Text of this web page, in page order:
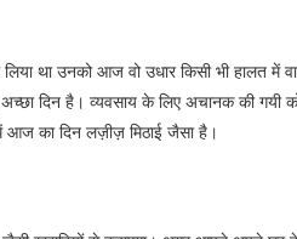
था उनको आज वो उधार किसी भी हालत
दिन है। व्यवसाय के लिए अचानक की गयी
आज का दिन लज़ीज़ मिठाई जैसा है।